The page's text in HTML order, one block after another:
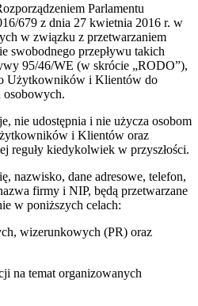
Parlamentu
679 z dnia 27 kwietnia 2016 r. w
w związku z przetwarzaniem
swobodnego przepływu takich
95/46/WE (w skrócie „RODO”),
Użytkowników i Klientów do
osobowych.
nie udostępnia i nie użycza osobom
i Klientów oraz
reguły kiedykolwiek w przyszłości.
nazwisko, dane adresowe, telefon,
firmy i NIP, będą przetwarzane
w poniższych celach:
wizerunkowych (PR) oraz
na temat organizowanych